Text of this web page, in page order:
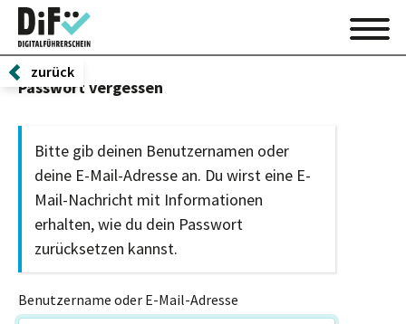
zurück
Passwort vergessen
Bitte gib deinen Benutzernamen oder
deine E-Mail-Adresse an. Du wirst eine E-
Mail-Nachricht mit Informationen
erhalten, wie du dein Passwort
zurücksetzen kannst.
Benutzername oder E-Mail-Adresse